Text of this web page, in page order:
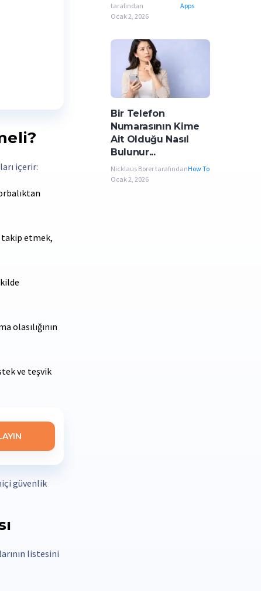
içerir:
takip etmek,
olasılığının
ve teşvik
güvenlik
listesini
tarafından
Apps
Ocak 2, 2026
Bir Telefon
Numarasının Kime
Ait Olduğu Nasıl
Bulunur...
Nicklaus Borer tarafındanHow To
Ocak 2, 2026